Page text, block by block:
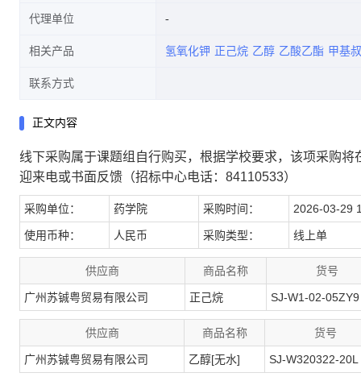
代理单位
相关产品 氢氧化钾 正己烷 乙醇 乙酸乙酯 甲基
联系方式
正文内容
线下采购属于课题组自行购买，根据学校要求，该项采购
迎来电或书面反馈（招标中心电话：84110533）
采购单位： 药学院 采购时间： 2026-03-29
使用币种： 人民币 采购类型： 线上单
供应商 商品名称 货号
广州苏铖粤贸易有限公司 正己烷 SJ-W1-02-05ZY9
供应商 商品名称 货号
广州苏铖粤贸易有限公司 乙醇[无水] SJ-W320322-20L